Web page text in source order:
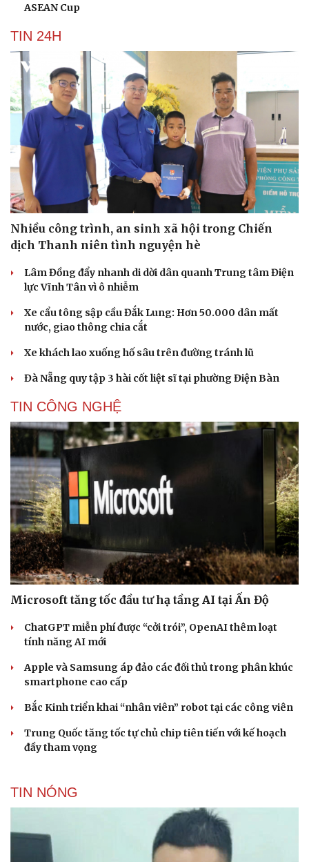
ASEAN Cup
TIN 24H
Nhiều công trình, an sinh xã hội trong Chiến
dịch Thanh niên tình nguyện hè
Lâm Đồng đẩy nhanh di dời dân quanh Trung tâm Điện
lực Vĩnh Tân vì ô nhiễm
Xe cẩu tông sập cầu Đắk Lung: Hơn 50.000 dân mất
nước, giao thông chia cắt
Xe khách lao xuống hố sâu trên đường tránh lũ
Đà Nẵng quy tập 3 hài cốt liệt sĩ tại phường Điện Bàn
TIN CÔNG NGHỆ
Microsoft tăng tốc đầu tư hạ tầng AI tại Ấn Độ
ChatGPT miễn phí được “cởi trói”, OpenAI thêm loạt
tính năng AI mới
Apple và Samsung áp đảo các đối thủ trong phân khúc
smartphone cao cấp
Bắc Kinh triển khai “nhân viên” robot tại các công viên
Trung Quốc tăng tốc tự chủ chip tiên tiến với kế hoạch
đầy tham vọng
TIN NÓNG